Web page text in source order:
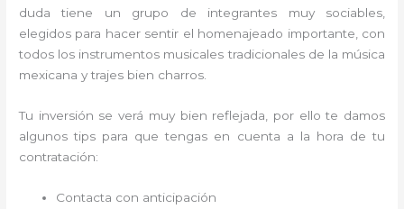
duda tiene un grupo de integrantes muy sociables,
elegidos para hacer sentir el homenajeado importante, con
todos los instrumentos musicales tradicionales de la música
mexicana y trajes bien charros.
Tu inversión se verá muy bien reflejada, por ello te damos
algunos tips para que tengas en cuenta a la hora de tu
contratación:
Contacta con anticipación